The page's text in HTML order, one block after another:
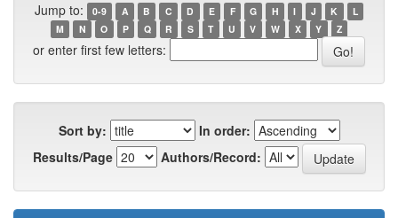
Jump to: 0-9 A B C D E F G H I J K
L
M
N O P Q R S T U V W X Y Z
or enter first few letters:
Sort by:
In order:
Results/Page
Authors/Record: